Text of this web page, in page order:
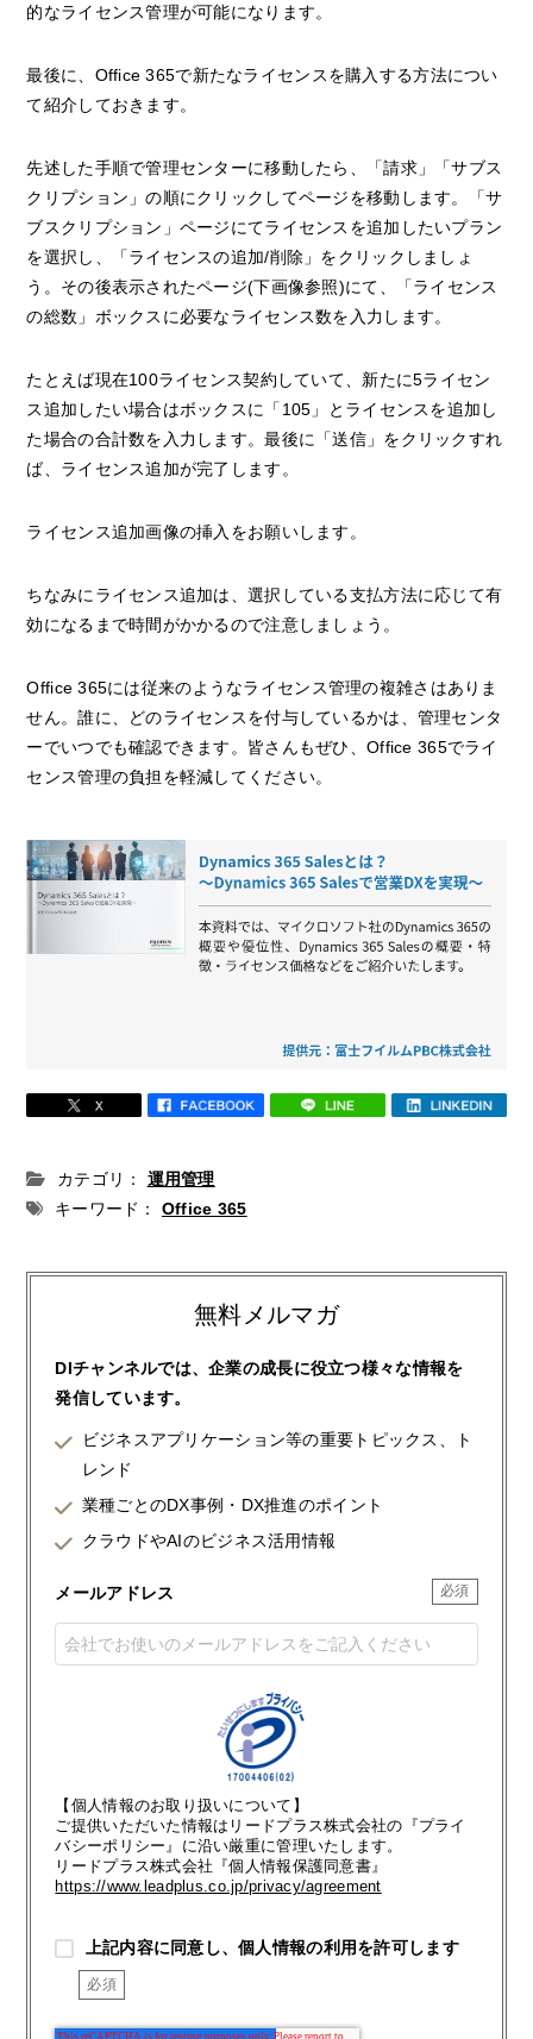
的なライセンス管理が可能になります。
最後に、Office 365で新たなライセンスを購入する方法につい
て紹介しておきます。
先述した手順で管理センターに移動したら、「請求」「サブス
クリプション」の順にクリックしてページを移動します。「サ
ブスクリプション」ページにてライセンスを追加したいプラン
を選択し、「ライセンスの追加/削除」をクリックしましょ
う。その後表示されたページ(下画像参照)にて、「ライセンス
の総数」ボックスに必要なライセンス数を入力します。
たとえば現在100ライセンス契約していて、新たに5ライセン
ス追加したい場合はボックスに「105」とライセンスを追加し
た場合の合計数を入力します。最後に「送信」をクリックすれ
ば、ライセンス追加が完了します。
ライセンス追加画像の挿入をお願いします。
ちなみにライセンス追加は、選択している支払方法に応じて有
効になるまで時間がかかるので注意しましょう。
Office 365には従来のようなライセンス管理の複雑さはありま
せん。誰に、どのライセンスを付与しているかは、管理センタ
ーでいつでも確認できます。皆さんもぜひ、Office 365でライ
センス管理の負担を軽減してください。
カテゴリ：
運用管理
キーワード：
Office 365
無料メルマガ
DIチャンネルでは、企業の成長に役立つ様々な情報を
発信しています。
ビジネスアプリケーション等の重要トピックス、ト
レンド
業種ごとのDX事例・DX推進のポイント
クラウドやAIのビジネス活用情報
メールアドレス
【個人情報のお取り扱いについて】
ご提供いただいた情報はリードプラス株式会社の『プライ
バシーポリシー』に沿い厳重に管理いたします。
リードプラス株式会社『個人情報保護同意書』
https://www.leadplus.co.jp/privacy/agreement
上記内容に同意し、個人情報の利用を許可します